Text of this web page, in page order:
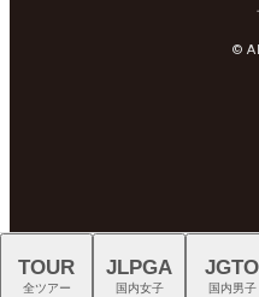
©
TOUR
全ツアー
JLPGA
国内女子
JGTO
国内男子